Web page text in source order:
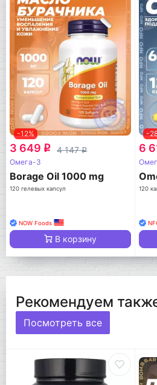
-12%
3 649 q 4 147q
Омега-3
Borage Oil 1000 mg
120 гелевых капсул
NOW Foods
В корзину
-
6
120
Рекомендуем
Посмотреть все